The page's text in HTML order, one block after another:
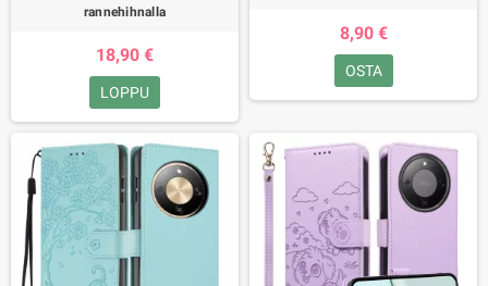
rannehihnalla
18,90 €
LOPPU
8,90 €
OSTA